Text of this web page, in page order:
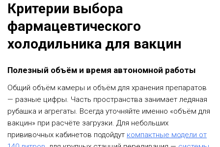
Критерии выбора
фармацевтического
холодильника для вакцин
Полезный объём и время автономной работы
Общий объём камеры и объём для хранения препаратов
— разные цифры. Часть пространства занимает ледяная
рубашка и агрегаты. Всегда уточняйте именно «объём для
вакцин» при расчёте загрузки. Для небольших
прививочных кабинетов подойдут компактные модели от